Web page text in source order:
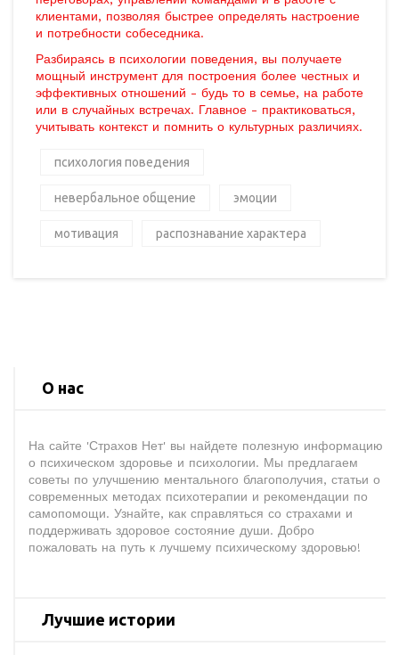
клиентами, позволяя быстрее определять настроение
и потребности собеседника.
Разбираясь в психологии поведения, вы получаете
мощный инструмент для построения более честных и
эффективных отношений - будь то в семье, на работе
или в случайных встречах. Главное - практиковаться,
учитывать контекст и помнить о культурных различиях.
психология поведения
невербальное общение эмоции
мотивация распознавание характера
О нас
На сайте 'Страхов Нет' вы найдете полезную информацию
о психическом здоровье и психологии. Мы предлагаем
советы по улучшению ментального благополучия, статьи о
современных методах психотерапии и рекомендации по
самопомощи. Узнайте, как справляться со страхами и
поддерживать здоровое состояние души. Добро
пожаловать на путь к лучшему психическому здоровью!
Лучшие истории